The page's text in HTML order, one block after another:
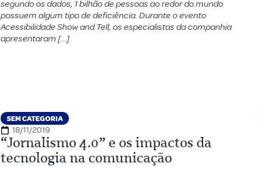
segundo os dados, 1 bilhão de pessoas ao redor do mundo
possuem algum tipo de deficiência. Durante o evento
Acessibilidade Show and Tell, os especialistas da companhia
apresentaram […]
SEM CATEGORIA
18/11/2019
“Jornalismo 4.0” e os impactos da
tecnologia na comunicação